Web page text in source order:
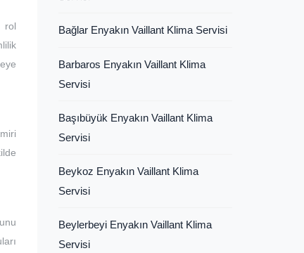
rol
Bağlar Enyakın Vaillant Klima Servisi
Barbaros Enyakın Vaillant Klima
Servisi
Başıbüyük Enyakın Vaillant Klima
Servisi
Beykoz Enyakın Vaillant Klima
Servisi
Beylerbeyi Enyakın Vaillant Klima
Servisi